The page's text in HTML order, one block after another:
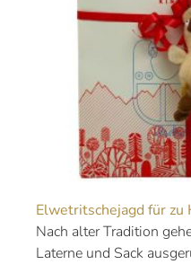
Elwetritschejagd für zu
Nach alter Tradition
Laterne und Sack